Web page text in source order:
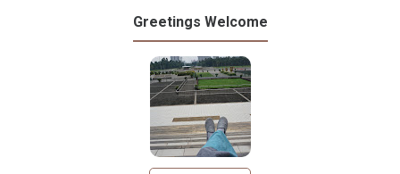
Greetings Welcome